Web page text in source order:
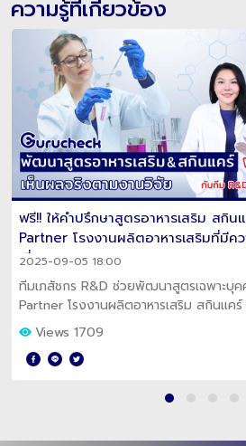
ความรู้ที่เกี่ยวข้อง
ฟรี!! ให้คำปรึกษาสูตรอาหารเสริม สกิ
Partner โรงงานผลิตอาหารเสริมที่มีค
เชี่ยวชาญ
2025-09-05 18:00
ทีมเภสัชกร R&D ช่วยพัฒนาสูตรเฉพาะบุ
Partner โรงงานผลิตอาหารเสริม สกินเเค
มาตรฐานสากล ขั้นตอนครบจบในที่เดียว เหม
Views 1709